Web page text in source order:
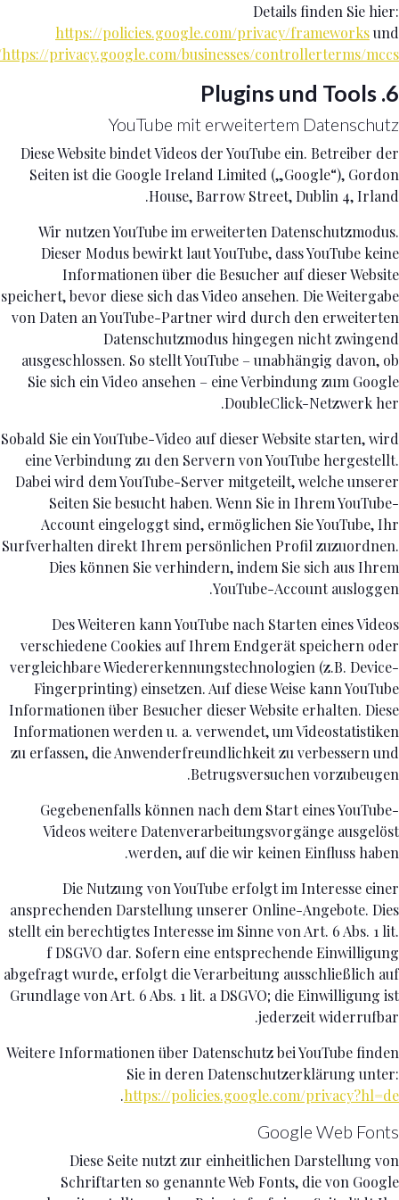
Details finden Sie hier:
https://policies.google.com/privacy/frameworksund
https://privacy.google.com/businesses/controllerterms/mccs/
6. Plugins und Tools
YouTube mit erweitertem Datenschutz
Diese Website bindet Videos der YouTube ein. Betreiber der
Seiten ist die Google Ireland Limited („Google“), Gordon
House, Barrow Street, Dublin 4, Irland.
Wir nutzen YouTube im erweiterten Datenschutzmodus.
Dieser Modus bewirkt laut YouTube, dass YouTube keine
Informationen über die Besucher auf dieser Website
speichert, bevor diese sich das Video ansehen. Die Weitergabe
von Daten an YouTube-Partner wird durch den erweiterten
Datenschutzmodus hingegen nicht zwingend
ausgeschlossen. So stellt YouTube – unabhängig davon, ob
Sie sich ein Video ansehen – eine Verbindung zum Google
DoubleClick-Netzwerk her.
Sobald Sie ein YouTube-Video auf dieser Website starten, wird
eine Verbindung zu den Servern von YouTube hergestellt.
Dabei wird dem YouTube-Server mitgeteilt, welche unserer
Seiten Sie besucht haben. Wenn Sie in Ihrem YouTube-
Account eingeloggt sind, ermöglichen Sie YouTube, Ihr
Surfverhalten direkt Ihrem persönlichen Profil zuzuordnen.
Dies können Sie verhindern, indem Sie sich aus Ihrem
YouTube-Account ausloggen.
Des Weiteren kann YouTube nach Starten eines Videos
verschiedene Cookies auf Ihrem Endgerät speichern oder
vergleichbare Wiedererkennungstechnologien (z.B. Device-
Fingerprinting) einsetzen. Auf diese Weise kann YouTube
Informationen über Besucher dieser Website erhalten. Diese
Informationen werden u. a. verwendet, um Videostatistiken
zu erfassen, die Anwenderfreundlichkeit zu verbessern und
Betrugsversuchen vorzubeugen.
Gegebenenfalls können nach dem Start eines YouTube-
Videos weitere Datenverarbeitungsvorgänge ausgelöst
werden, auf die wir keinen Einfluss haben.
Die Nutzung von YouTube erfolgt im Interesse einer
ansprechenden Darstellung unserer Online-Angebote. Dies
stellt ein berechtigtes Interesse im Sinne von Art. 6 Abs. 1 lit.
f DSGVO dar. Sofern eine entsprechende Einwilligung
abgefragt wurde, erfolgt die Verarbeitung ausschließlich auf
Grundlage von Art. 6 Abs. 1 lit. a DSGVO; die Einwilligung ist
jederzeit widerrufbar.
Weitere Informationen über Datenschutz bei YouTube finden
Sie in deren Datenschutzerklärung unter:
https://policies.google.com/privacy?hl=de
.
Google Web Fonts
Diese Seite nutzt zur einheitlichen Darstellung von
Schriftarten so genannte Web Fonts, die von Google